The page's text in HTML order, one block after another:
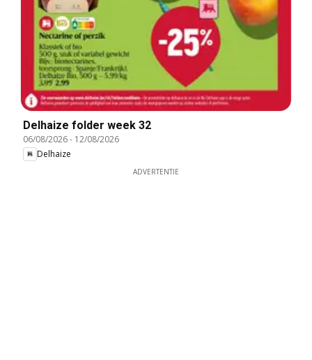
Delhaize folder week 32
06/08/2026- 12/08/2026
Delhaize
ADVERTENTIE